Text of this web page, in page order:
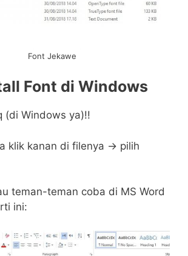
Font Jekawe
Font di Windows
(di Windows ya)!!
klik kanan di filenya -> pilih
teman-teman coba di MS Word
ini: